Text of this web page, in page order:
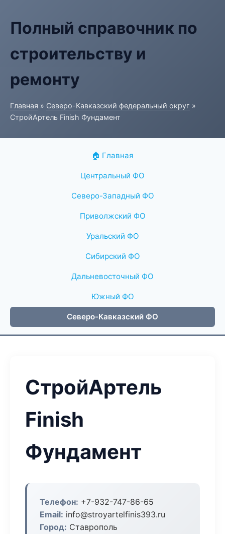
Полный справочник по
строительству и
ремонту
Главная » Северо-Кавказский федеральный округ »
СтройАртель Finish Фундамент
🏠 Главная
Центральный ФО
Северо-Западный ФО
Приволжский ФО
Уральский ФО
Сибирский ФО
Дальневосточный ФО
Южный ФО
Северо-Кавказский ФО
СтройАртель
Finish
Фундамент
Телефон: +7-932-747-86-65
Email: info@stroyartelfinis393.ru
Город: Ставрополь